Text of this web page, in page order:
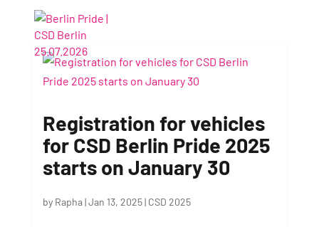
Registration for vehicles
for CSD Berlin Pride 2025
starts on January 30
by Rapha|Jan 13, 2025| CSD 2025